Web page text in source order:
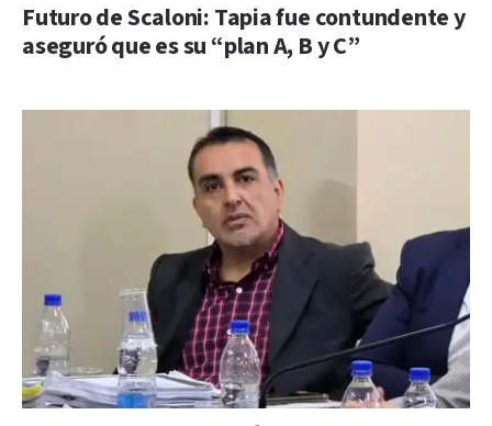
Futuro de Scaloni: Tapia fue contundente y
aseguró que es su “plan A, B y C”